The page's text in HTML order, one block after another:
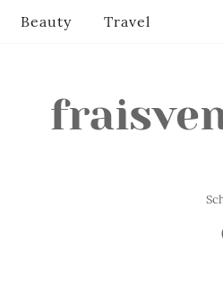
Beauty Travel